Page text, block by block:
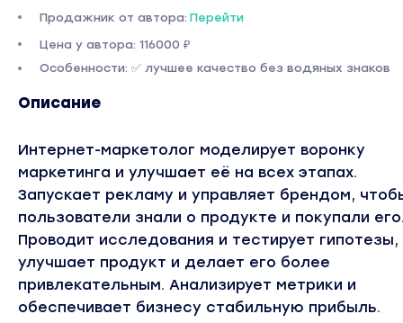
Продажник от автора: Перейти
Цена у автора: 116000 ₽
Особенности: ✅ лучшее качество без водяных знаков
Описание
Интернет-маркетолог моделирует воронку
маркетинга и улучшает её на всех этапах.
Запускает рекламу и управляет брендом,
пользователи знали о продукте и покупали
Проводит исследования и тестирует гипотезы,
улучшает продукт и делает его более
привлекательным. Анализирует метрики и
обеспечивает бизнесу стабильную прибыль.